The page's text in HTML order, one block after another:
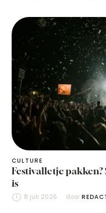
CULTURE
Festivalletje pakken?
is
8 juli 2026 door